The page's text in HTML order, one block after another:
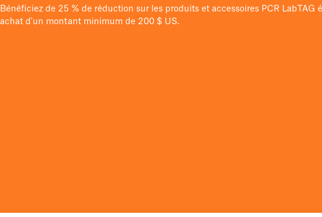
Bénéficiez de 25 % de réduction sur les produits et accessoires PCR LabTAG
achat d'un montant minimum de 200 $ US.